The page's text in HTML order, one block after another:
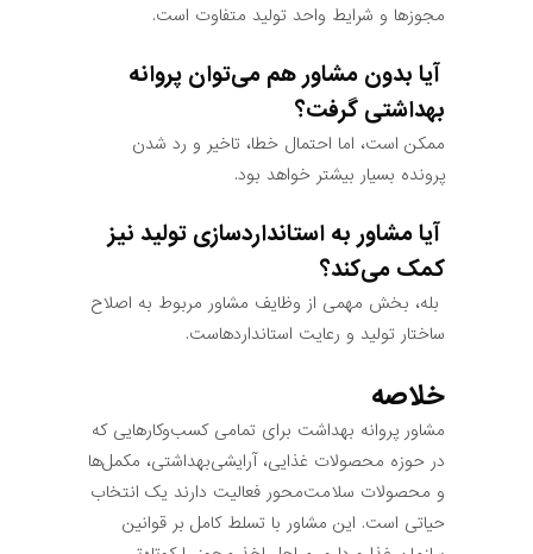
مجوزها و شرایط واحد تولید متفاوت است.
آیا بدون مشاور هم می‌توان پروانه
بهداشتی گرفت؟
ممکن است، اما احتمال خطا، تاخیر و رد شدن
پرونده بسیار بیشتر خواهد بود.
آیا مشاور به استانداردسازی تولید نیز
کمک می‌کند؟
بله، بخش مهمی از وظایف مشاور مربوط به اصلاح
ساختار تولید و رعایت استانداردهاست.
خلاصه
مشاور پروانه بهداشت برای تمامی کسب‌وکارهایی که
در حوزه محصولات غذایی، آرایشی‌بهداشتی، مکمل‌ها
و محصولات سلامت‌محور فعالیت دارند یک انتخاب
حیاتی است. این مشاور با تسلط کامل بر قوانین